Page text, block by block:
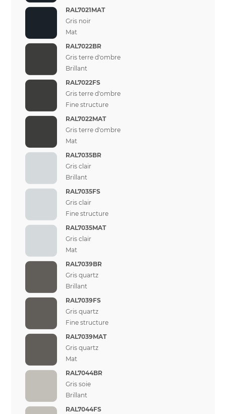
RAL7021MAT
Gris noir
Mat
RAL7022BR
Gris terre d'ombre
Brillant
RAL7022FS
Gris terre d'ombre
Fine structure
RAL7022MAT
Gris terre d'ombre
Mat
RAL7035BR
Gris clair
Brillant
RAL7035FS
Gris clair
Fine structure
RAL7035MAT
Gris clair
Mat
RAL7039BR
Gris quartz
Brillant
RAL7039FS
Gris quartz
Fine structure
RAL7039MAT
Gris quartz
Mat
RAL7044BR
Gris soie
Brillant
RAL7044FS